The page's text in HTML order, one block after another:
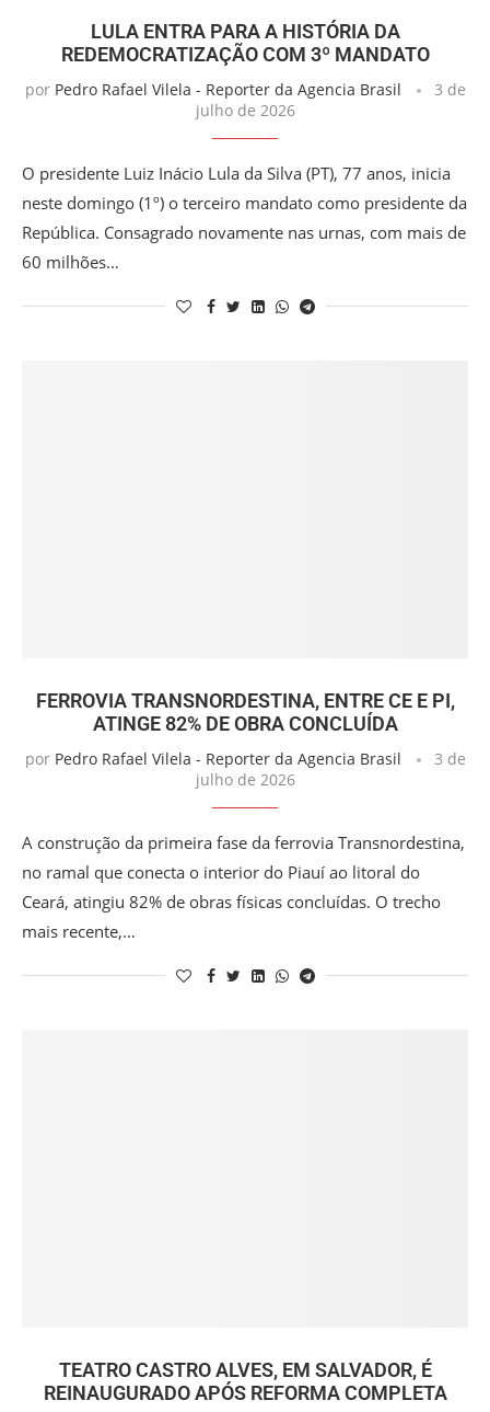
LULA ENTRA PARA A HISTÓRIA DA
REDEMOCRATIZAÇÃO COM 3º MANDATO
por Pedro Rafael Vilela - Reporter da Agencia Brasil
3 de
julho de 2026
O presidente Luiz Inácio Lula da Silva (PT), 77 anos, inicia
neste domingo (1º) o terceiro mandato como presidente da
República. Consagrado novamente nas urnas, com mais de
60 milhões…
FERROVIA TRANSNORDESTINA, ENTRE CE E PI,
ATINGE 82% DE OBRA CONCLUÍDA
por Pedro Rafael Vilela - Reporter da Agencia Brasil
3 de
julho de 2026
A construção da primeira fase da ferrovia Transnordestina,
no ramal que conecta o interior do Piauí ao litoral do
Ceará, atingiu 82% de obras físicas concluídas. O trecho
mais recente,…
TEATRO CASTRO ALVES, EM SALVADOR, É
REINAUGURADO APÓS REFORMA COMPLETA